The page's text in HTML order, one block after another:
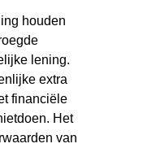
houden
lening.
extra
financiële
Het
van